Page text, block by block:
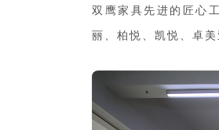
双鹰家具先进的匠心
丽、柏悦、凯悦、卓